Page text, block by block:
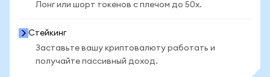
Лонг или шорт токенов с плечом до 50x.
Стейкинг
Заставьте вашу криптовалюту работать и
получайте пассивный доход.